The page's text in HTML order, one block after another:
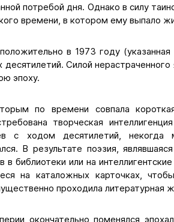
потребой дня. Однако в силу
времени, в котором ему выпало
в 1973 году
Силой
эпоху.
по времени совпала
творческая
с ходом десятилетий, некогда
В результате поэзия,
библиотеки или на
на каталожных карточках,
проходила литературная
окончательно поменялся